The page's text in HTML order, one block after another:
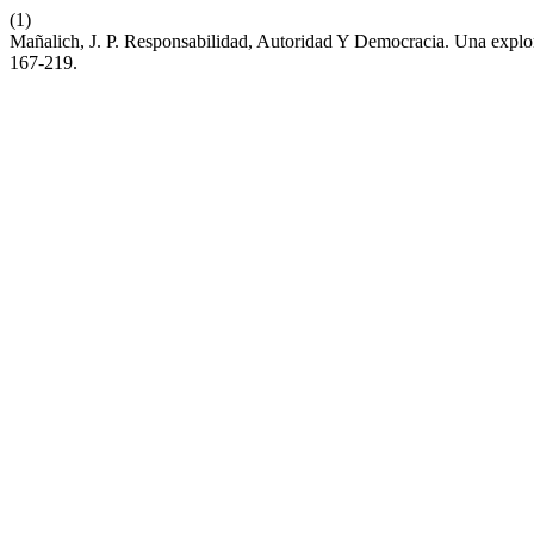
(1)
Mañalich, J. P. Responsabilidad, Autoridad Y Democracia. Una
167-219.